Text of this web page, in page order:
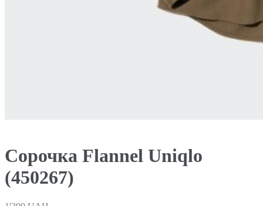
Сорочка Flannel Uniqlo
(450267)